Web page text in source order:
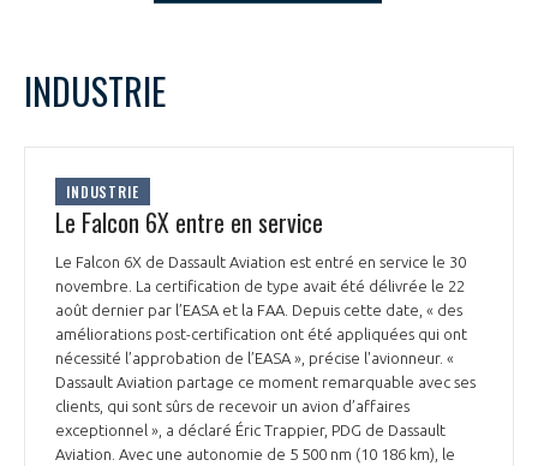
LE GIFAS
NOTRE VISION
NOS MISSIONS
NOTRE HISTOIRE
ORGANISATION
LE CONSEIL DU GIFAS
L’ÉQUIPE DU GIFAS
NOS RÉSEAUX À L'INTERNATIONAL
FONCTIONNEMENT
GEADS
COMITÉ AERO PME
ACCOMPAGNEMENT DE NOS ADHÉRENTS
LES PROGRAMMES DU GIFAS
LA MÉDIATION
L
1 2
3
11
25
26 27 28 29 30 31
INDUSTRIE
INDUSTRIE
Le Falcon 6X entre en service
Le Falcon 6X de Dassault Aviation est entré en service le 30
novembre. La certification de type avait été délivrée le 22
août dernier par l’EASA et la FAA. Depuis cette date, « des
améliorations post-certification ont été appliquées qui ont
nécessité l’approbation de l’EASA », précise l'avionneur. «
Dassault Aviation partage ce moment remarquable avec ses
clients, qui sont sûrs de recevoir un avion d’affaires
exceptionnel », a déclaré Éric Trappier, PDG de Dassault
Aviation. Avec une autonomie de 5 500 nm (10 186 km), le
votre réseau au sein d’un écosystème intégré et
OUI NON